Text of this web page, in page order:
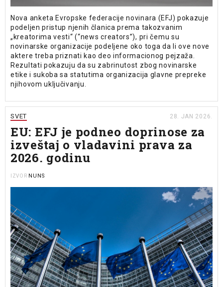
Nova anketa Evropske federacije novinara (EFJ) pokazuje
podeljen pristup njenih članica prema takozvanim
„kreatorima vesti“ (“news creators”), pri čemu su
novinarske organizacije podeljene oko toga da li ove nove
aktere treba priznati kao deo informacionog pejzaža.
Rezultati pokazuju da su zabrinutost zbog novinarske
etike i sukoba sa statutima organizacija glavne prepreke
njihovom uključivanju.
SVET 28. JAN 2026.
EU: EFJ je podneo doprinose za
izveštaj o vladavini prava za
2026. godinu
IZVOR NUNS